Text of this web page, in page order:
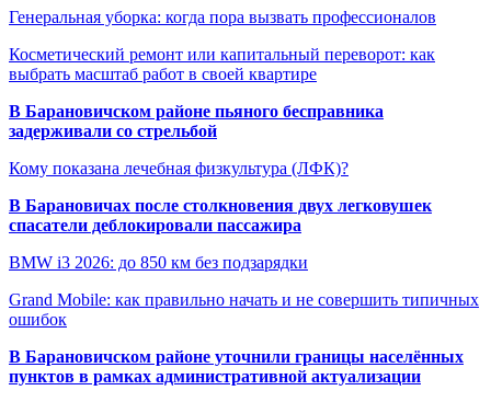
Генеральная уборка: когда пора вызвать профессионалов
Косметический ремонт или капитальный переворот: как
выбрать масштаб работ в своей квартире
В Барановичском районе пьяного бесправника
задерживали со стрельбой
Кому показана лечебная физкультура (ЛФК)?
В Барановичах после столкновения двух легковушек
спасатели деблокировали пассажира
BMW i3 2026: до 850 км без подзарядки
Grand Mobile: как правильно начать и не совершить типичных
ошибок
В Барановичском районе уточнили границы населённых
пунктов в рамках административной актуализации